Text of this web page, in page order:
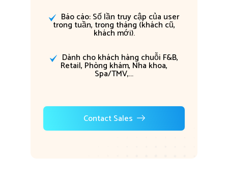
Báo cáo: Số lần truy cập của user
trong tuần, trong tháng (khách cũ,
khách mới).
Dành cho khách hàng chuỗi F&B,
Retail, Phòng khám, Nha khoa,
Spa/TMV,...
Contact Sales